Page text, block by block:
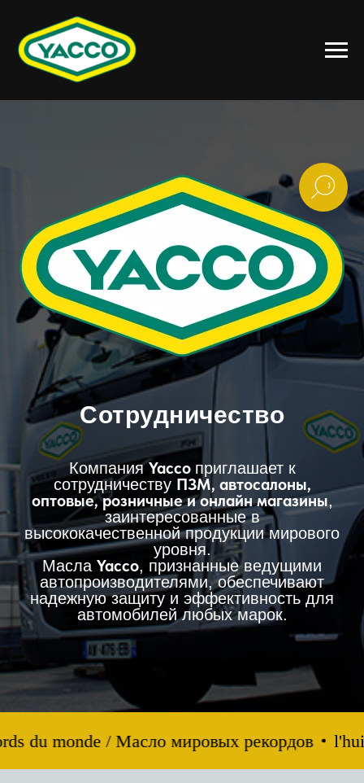
Сотрудничество
КомпанияYacco приглашает к
сотрудничеству ПЗМ, автосалоны,
оптовые, розничные и онлайн магазины,
заинтересованные в
высококачественной продукции мирового
уровня.
Масла Yacco, признанные ведущими
автопроизводителями, обеспечивают
надежную защиту и эффективность для
автомобилей любых марок.
du monde / Масло мировых рекордов